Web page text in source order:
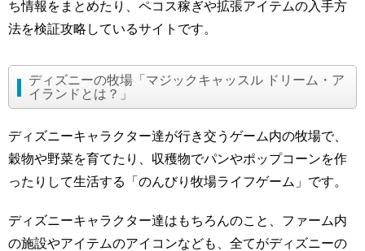
ち情報をまとめたり、ペコス稼ぎや拡張アイテムの入手方
法を検証攻略しているサイトです。
ディズニーの牧場「マジックキャッスル ドリーム・ア
イランドとは？」
ディズニーキャラクター達が行き交うゲーム内の牧場で、
穀物や野菜を育てたり、収穫物でパンやポップコーンを作
ったりして生活する「のんびり牧場ライフゲーム」です。
ディズニーキャラクター達はもちろんのこと、ファーム内
の施設やアイテムのアイコンなども、全てがディズニーの